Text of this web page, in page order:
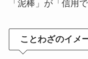
「泥棒」が「信用
ことわざのイメ